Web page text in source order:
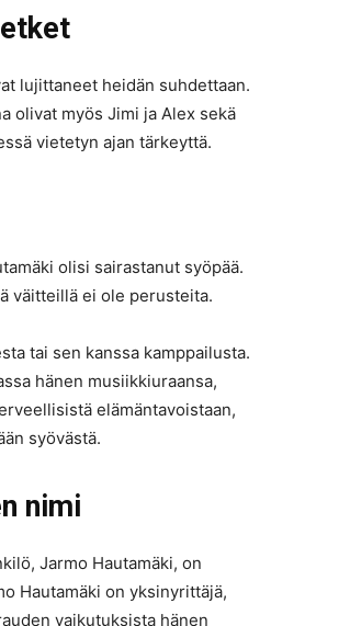
lujittaneet heidän suhdettaan.
olivat myös Jimi ja Alex sekä
vietetyn ajan tärkeyttä.
olisi sairastanut syöpää.
väitteillä ei ole perusteita.
tai sen kanssa kamppailusta.
hänen musiikkiuraansa,
elämäntavoistaan,
syövästä.
nimi
Jarmo Hautamäki, on
Hautamäki on yksinyrittäjä,
vaikutuksista hänen